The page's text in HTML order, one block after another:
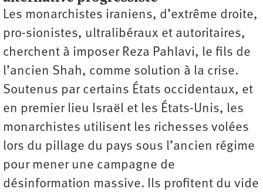
Les monarchistes iraniens, d’extrême droite,
pro-­sionistes, ultralibéraux et autoritaires,
cherchent à imposer Reza Pahlavi, le fils de
l’ancien Shah, comme solution à la crise.
Soutenus par certains États occidentaux, et
en premier lieu Israël et les États-Unis, les
monarchistes utilisent les richesses volées
lors du pillage du pays sous l’ancien régime
pour mener une campagne de
désinformation massive. Ils profitent du vide